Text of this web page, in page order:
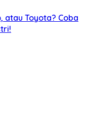
atau Toyota? Coba